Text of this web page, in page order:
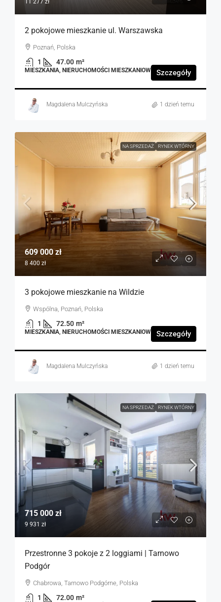
11 277 zł
2 pokojowe mieszkanie ul. Warszawska
Poznań, Polska
1 47.00 m²
MIESZKANIA, NIERUCHOMOŚCI MIESZKANIOWE Szczegóły
Magdalena Mulczyńska 1 dzień temu
NA SPRZEDAŻ RYNEK WTÓRNY
609 000 zł
8 400 zł
3 pokojowe mieszkanie na Wildzie
Wspólna, Poznań, Polska
1 72.50 m²
MIESZKANIA, NIERUCHOMOŚCI MIESZKANIOWE Szczegóły
Magdalena Mulczyńska 1 dzień temu
NA SPRZEDAŻ RYNEK WTÓRNY
715 000 zł
9 931 zł
Przestronne 3 pokoje z 2 loggiami | Tarnowo
Podgór
Chabrowa, Tarnowo Podgórne, Polska
1 72.00 m²